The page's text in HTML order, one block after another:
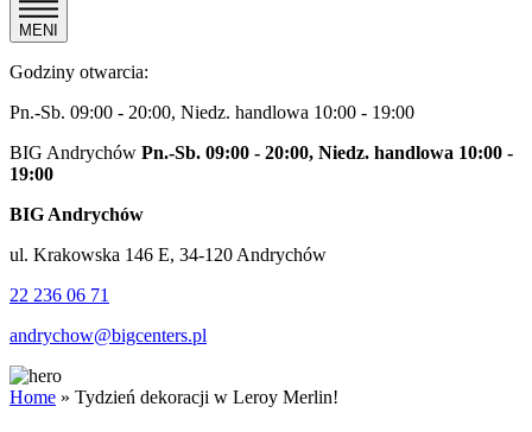
MENI
Godziny otwarcia:
Pn.-Sb. 09:00 - 20:00, Niedz. handlowa 10:00 - 19:00
BIG Andrychów Pn.-Sb. 09:00 - 20:00, Niedz. handlowa 10:00 -
19:00
BIG Andrychów
ul. Krakowska 146 E, 34-120 Andrychów
22 236 06 71
andrychow@bigcenters.pl
Home » Tydzień dekoracji w Leroy Merlin!